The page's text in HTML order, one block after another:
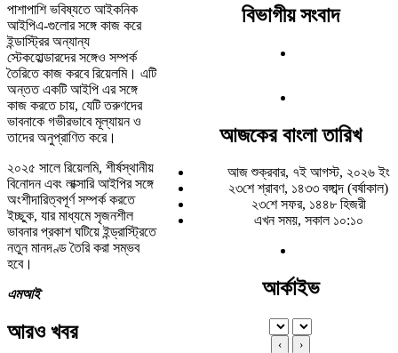
পাশাপাশি ভবিষ্যতে আইকনিক
আইপিএ-গুলোর সঙ্গে কাজ করে
ইন্ডাস্ট্রির অন্যান্য
স্টেকহোল্ডারদের সঙ্গেও সম্পর্ক
তৈরিতে কাজ করবে রিয়েলমি। এটি
অন্তত একটি আইপি এর সঙ্গে
কাজ করতে চায়, যেটি তরুণদের
ভাবনাকে গভীরভাবে মূল্যায়ন ও
তাদের অনুপ্রাণিত করে।
২০২৫ সালে রিয়েলমি, শীর্ষস্থানীয়
বিনোদন এবং লাক্সারি আইপির সঙ্গে
অংশীদারিত্বপূর্ণ সম্পর্ক করতে
ইচ্ছুক, যার মাধ্যমে সৃজনশীল
ভাবনার প্রকাশ ঘটিয়ে ইন্ড্রাস্ট্রিতে
নতুন মানদণ্ড তৈরি করা সম্ভব
হবে।
এমআই
আরও খবর
বিভাগীয় সংবাদ
আজকের বাংলা তারিখ
আজ শুক্রবার, ৭ই আগস্ট, ২০২৬ ইং
২৩শে শ্রাবণ, ১৪৩৩ বঙ্গাব্দ (বর্ষাকাল)
২৩শে সফর, ১৪৪৮ হিজরী
এখন সময়, সকাল ১০:১০
আর্কাইভ
‹ ›